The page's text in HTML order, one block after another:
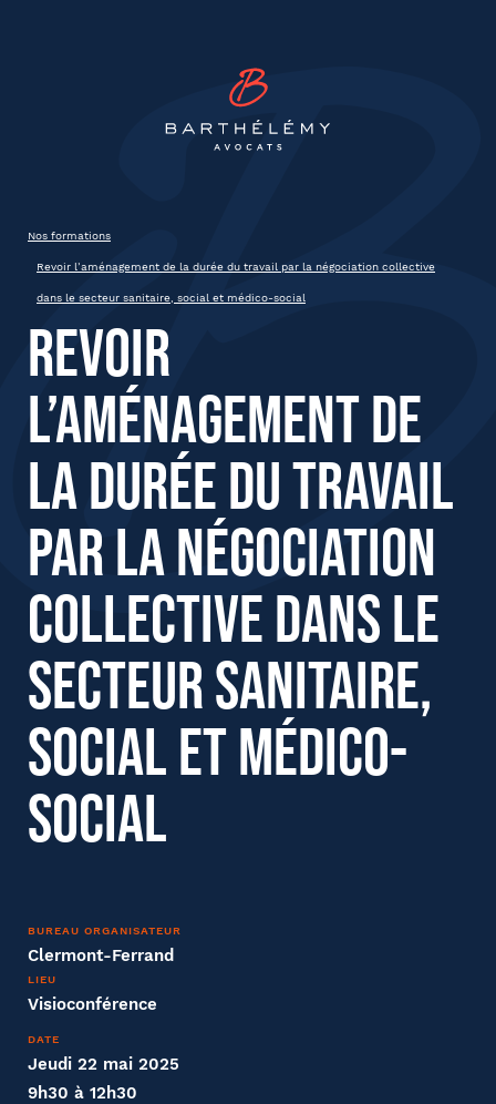
Nos formations
Revoir l’aménagement de la durée du travail par la négociation collective
dans le secteur sanitaire, social et médico-social
Revoir
l’aménagement de
la durée du travail
par la négociation
collective dans le
secteur sanitaire,
social et médico-
social
BUREAU ORGANISATEUR
Clermont-Ferrand
LIEU
Visioconférence
DATE
Jeudi 22 mai 2025
9h30 à 12h30
Revoir l’aménagement de la durée
du travail par la négociation
sanitaire, social et médico-social
État civil
Prénom
Nom
Entreprise
Effectifs dans l'entreprise